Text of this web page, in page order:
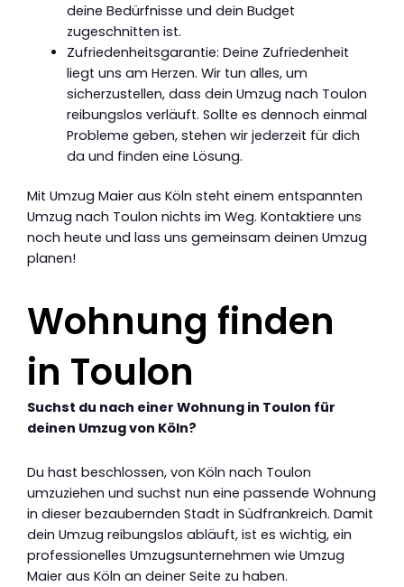
deine Bedürfnisse und dein Budget
zugeschnitten ist.
Zufriedenheitsgarantie: Deine Zufriedenheit
liegt uns am Herzen. Wir tun alles, um
sicherzustellen, dass dein Umzug nach Toulon
reibungslos verläuft. Sollte es dennoch einmal
Probleme geben, stehen wir jederzeit für dich
da und finden eine Lösung.
Mit Umzug Maier aus Köln steht einem entspannten
Umzug nach Toulon nichts im Weg. Kontaktiere uns
noch heute und lass uns gemeinsam deinen Umzug
planen!
Wohnung finden
in Toulon
Suchst du nach einer Wohnung in Toulon für
deinen Umzug von Köln?
Du hast beschlossen, von Köln nach Toulon
umzuziehen und suchst nun eine passende Wohnung
in dieser bezaubernden Stadt in Südfrankreich. Damit
dein Umzug reibungslos abläuft, ist es wichtig, ein
professionelles Umzugsunternehmen wie Umzug
Maier aus Köln an deiner Seite zu haben.